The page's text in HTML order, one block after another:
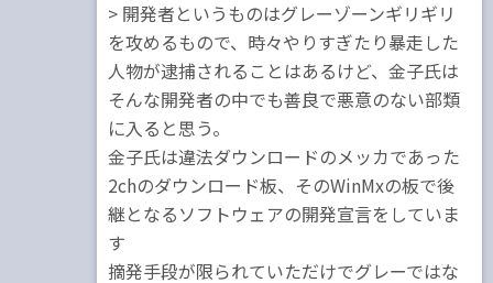
> 開発者というものはグレーゾーンギリギリ
を攻めるもので、時々やりすぎたり暴走した
人物が逮捕されることはあるけど、金子氏は
そんな開発者の中でも善良で悪意のない部類
に入ると思う。
金子氏は違法ダウンロードのメッカであった
2chのダウンロード板、そのWinMxの板で後
継となるソフトウェアの開発宣言をしていま
す
摘発手段が限られていただけでグレーではな